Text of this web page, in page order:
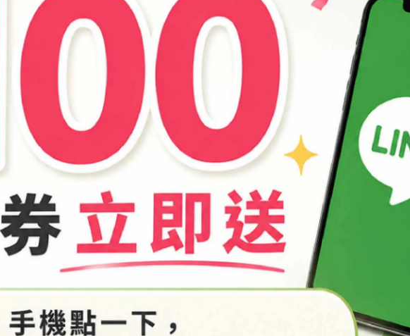
商品介紹
。如有指定廠牌/產地者，請洽詢客服詢問確認。
離火源，避免孩童拿取。
籍。
沖洗。
之化粧品工廠製造，個人自行製作之化粧品僅限自用，不得售予他人。